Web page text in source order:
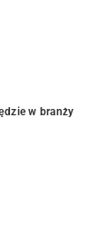
w branży